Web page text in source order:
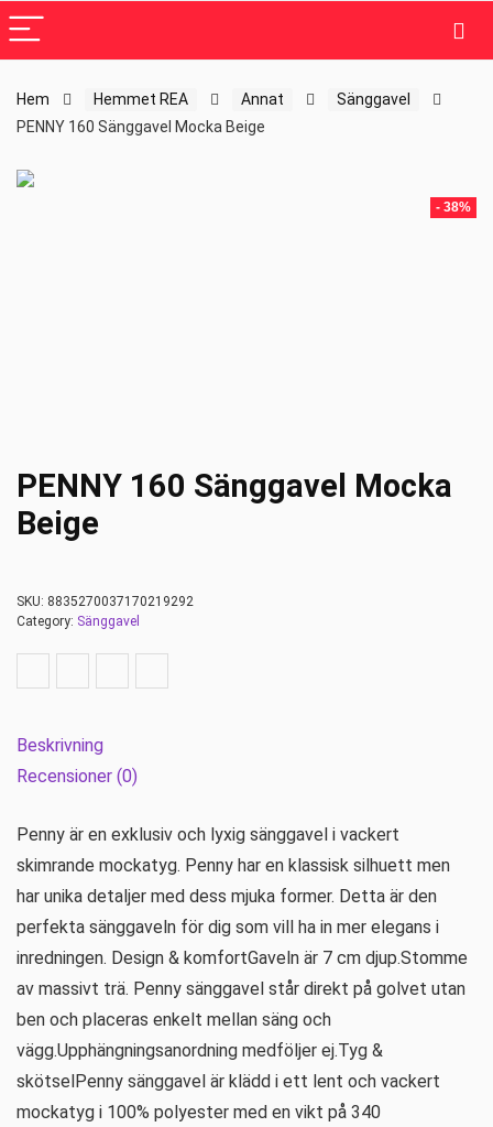
Hem Hemmet REA Annat
Sänggavel
PENNY 160 Sänggavel Mocka Beige
- 38%
PENNY 160 Sänggavel Mocka
Beige
SKU: 8835270037170219292
Category: Sänggavel
Beskrivning
Recensioner (0)
Penny är en exklusiv och lyxig sänggavel i vackert
skimrande mockatyg. Penny har en klassisk silhuett men
har unika detaljer med dess mjuka former. Detta är den
perfekta sänggaveln för dig som vill ha in mer elegans i
inredningen. Design & komfortGaveln är 7 cm djup.Stomme
av massivt trä. Penny sänggavel står direkt på golvet utan
ben och placeras enkelt mellan säng och
vägg.Upphängningsanordning medföljer ej.Tyg &
skötselPenny sänggavel är klädd i ett lent och vackert
mockatyg i 100% polyester med en vikt på 340